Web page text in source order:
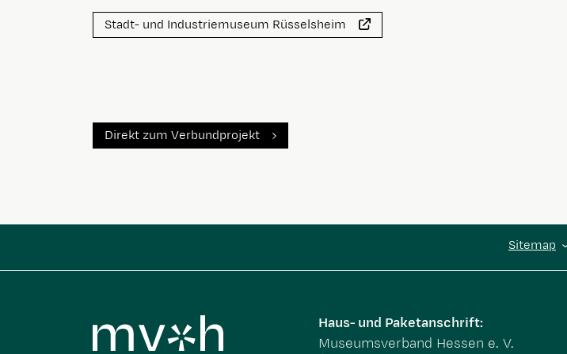
Stadt- und Industriemuseum Rüsselsheim
Direkt zum Verbundprojekt
Sitemap
Haus- und Paketanschrift:
Museumsverband Hessen e. V.